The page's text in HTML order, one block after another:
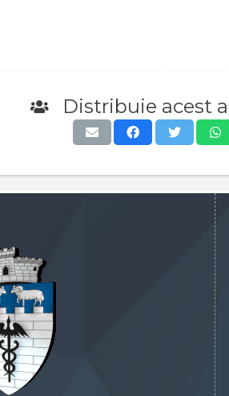
Distribuie acest